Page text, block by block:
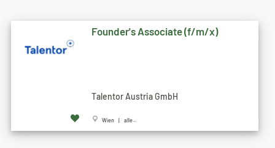
Founder's Associate (f/m/x)
Talentor Austria GmbH
Wien | alle...